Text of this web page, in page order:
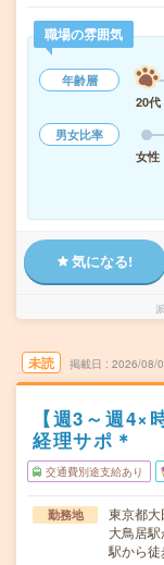
職場の雰囲気
年齢層
20代
男女比率
女性
気になる!
未読 掲載日 2026/08/
【週3～週4×
経理サポ＊
交通費別途支給あり
勤務地
東京都大
大鳥居
駅から